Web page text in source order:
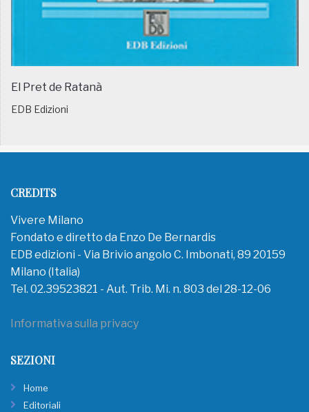
El Pret de Ratanà
EDB Edizioni
CREDITS
Vivere Milano
Fondato e diretto da Enzo De Bernardis
EDB edizioni - Via Brivio angolo C. Imbonati, 89 20159
Milano (Italia)
Tel. 02.39523821 - Aut. Trib. Mi. n. 803 del 28-12-06
Informativa sulla privacy
SEZIONI
Home
Editoriali